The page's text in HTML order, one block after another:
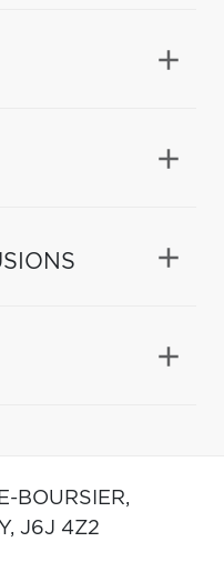
BOURSIER,
J6J 4Z2